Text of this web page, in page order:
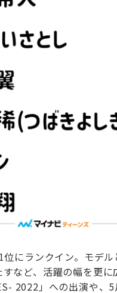
にランクイン。モデ
など、活躍の幅を更
2022」への出演や、